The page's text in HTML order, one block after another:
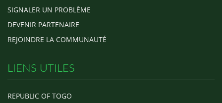
SIGNALER UN PROBLÈME
DEVENIR PARTENAIRE
REJOINDRE LA COMMUNAUTÉ
LIENS UTILES
REPUBLIC OF TOGO